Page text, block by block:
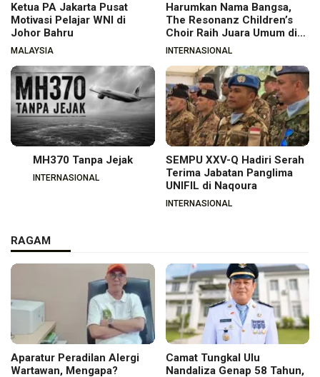
Ketua PA Jakarta Pusat
Motivasi Pelajar WNI di
Johor Bahru
MALAYSIA
Harumkan Nama Bangsa,
The Resonanz Children’s
Choir Raih Juara Umum di
Hungaria
INTERNASIONAL
MH370 Tanpa Jejak
INTERNASIONAL
SEMPU XXV-Q Hadiri Serah
Terima Jabatan Panglima
UNIFIL di Naqoura
INTERNASIONAL
RAGAM
Aparatur Peradilan Alergi
Wartawan, Mengapa?
Camat Tungkal Ulu
Nandaliza Genap 58 Tahun,